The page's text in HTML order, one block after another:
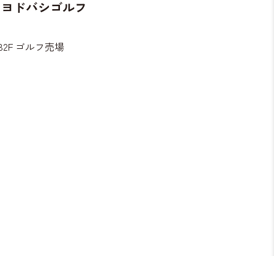
ドバシゴルフ
ゴルフ売場